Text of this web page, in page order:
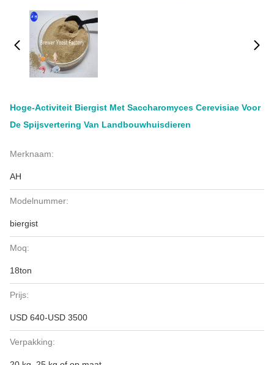
Hoge-Activiteit Biergist Met Saccharomyces Cerevisiae Voor
De Spijsvertering Van Landbouwhuisdieren
Merknaam:
AH
Modelnummer:
biergist
Moq:
18ton
Prijs:
USD 640-USD 3500
Verpakking: